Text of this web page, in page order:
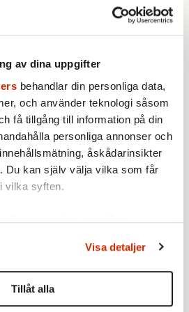
av dina uppgifter
behandlar din personliga data,
och använder teknologi såsom
få tillgång till information på din
personliga annonser och
åskådarinsikter
Du kan själv välja vilka som får
vilka syften.
dina personliga uppgifter
tillbaka ditt samtycke när som
för att anpassa innehållet
Visa detaljer
Tillåt alla
Chrunak sa som det var
gammal.
Hon kallades ofta för ”Ugglan”
af Ugglas. Politiker
utrikesminister, dog den 10
maj, 87 år gammal.
Staffan Heimerson
och skådespelaren
MINNESORD
officer och gentleman i